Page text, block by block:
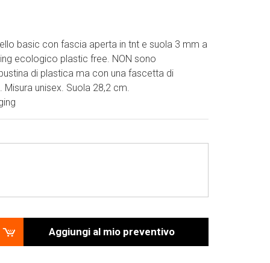
basic con fascia aperta in tnt e suola 3 mm a
ecologico plastic free. NON sono
di plastica ma con una fascetta di
unisex. Suola 28,2 cm.
Aggiungi al mio preventivo